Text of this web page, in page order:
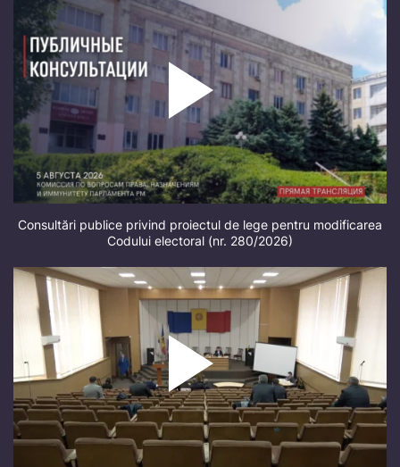
Consultări publice privind proiectul de lege pentru modificarea
Codului electoral (nr. 280/2026)